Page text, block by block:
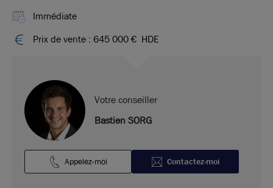
Immédiate
Prix de vente : 645 000 € HDE
Votre conseiller
Bastien SORG
Appelez-moi Contactez-moi